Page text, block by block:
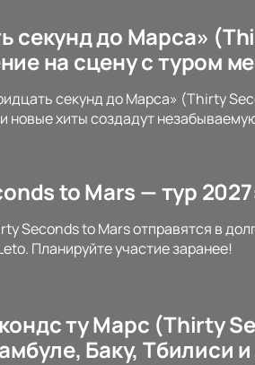
секунд до Марса»
на сцену с туром
секунд до Марса» (Thirty
новые хиты создадут
to Mars — тур
Seconds to Mars отправятся в
Планируйте участие заранее!
ту Марс (Thirty
Баку, Тбилиси